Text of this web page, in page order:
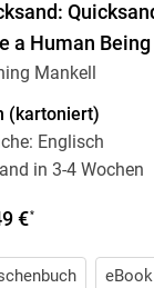
a Human Being
Mankell
(kartoniert)
Englisch
in 3-4 Wochen
€*